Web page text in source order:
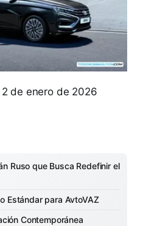
de enero de 2026
Ruso que Busca Redefinir el
Estándar para AvtoVAZ
Contemporánea